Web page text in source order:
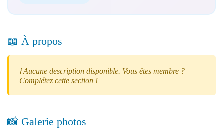
📖 À propos
ℹ️ Aucune description disponible. Vous êtes membre ?
Complétez cette section !
📸 Galerie photos